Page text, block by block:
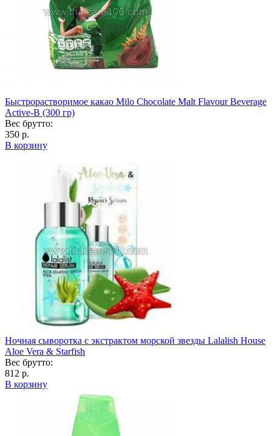
Быстрорастворимое какао Milo Chocolate Malt Flavour Beverage
Active-B (300 гр)
Вес брутто:
350 р.
В корзину
Ночная сыворотка с экстрактом морской звезды Lalalish House
Aloe Vera & Starfish
Вес брутто:
812 р.
В корзину